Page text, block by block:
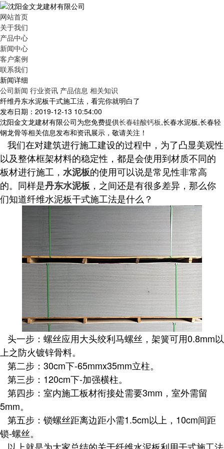
网站首页
关于我们
产品中心
新闻中心
客户案例
联系我们
新闻详细
公司新闻 行业资讯 产品信息 相关知识
纤维丹东水泥板干式施工法，看完你就明白了
发布日期：2019-12-13 10:54:00
沈阳金文龙建材有限公司为您免费提供长春硅酸钙板,长春水泥板,长春轻
钢龙骨等相关信息发布和资讯展示，敬请关注！
我们在对建筑进行施工建设的过程中，为了凸显美观性
以及整体框架材料的稳定性，都是会使用到材质不同的
板材进行施工， 水泥板的使用可以说是常见性非常高
的。同样是丹东水泥板 ，之间还是有很多差异，那么你
们知道纤维水泥板干式施工法是什么？
头一步：螺丝应用大头绞利马螺丝，架簧可用0.8mm以
上之防火镀锌骨料。
第二步：30cm下-65mmx35mm立柱。
第三步：120cm下-加强横柱。
第四步：室内施工板材衔接处需要3mm，室外需留
5mm。
第五步：锁螺丝距离边距小需1.5cm以上，10cm间距
锁-螺丝。